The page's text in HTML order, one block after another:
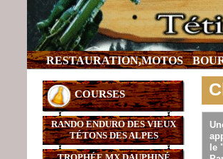
RESTAURATION,MOTOS
COURSES
RANDO ENDURO DES VIEUX
TÉTONS DES ALPES
le